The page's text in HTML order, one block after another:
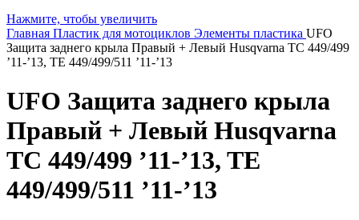
Нажмите, чтобы увеличить
Главная Пластик для мотоциклов Элементы пластика UFO
Защита заднего крыла Правый + Левый Husqvarna TC 449/499
’11-’13, TE 449/499/511 ’11-’13
UFO Защита заднего крыла
Правый + Левый Husqvarna
TC 449/499 ’11-’13, TE
449/499/511 ’11-’13